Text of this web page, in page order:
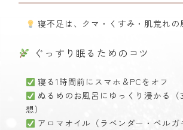
寝不足は、クマ・くすみ・肌荒れの
ぐっすり眠るためのコツ
寝る1時間前にスマホ＆PCをオフ
ぬるめのお風呂にゆっくり浸かる
想）
アロマオイル（ラベンダー・ベルガ